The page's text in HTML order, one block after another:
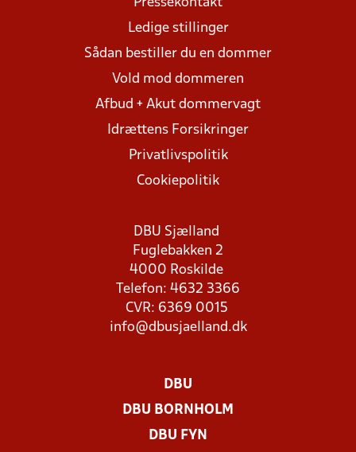
Pressekontakt
Ledige stillinger
Sådan bestiller du en dommer
Vold mod dommeren
Afbud + Akut dommervagt
Idrættens Forsikringer
Privatlivspolitik
Cookiepolitik
DBU Sjælland
Fuglebakken 2
4000 Roskilde
Telefon: 4632 3366
CVR: 6369 0015
info@dbusjaelland.dk
DBU
DBU BORNHOLM
DBU FYN